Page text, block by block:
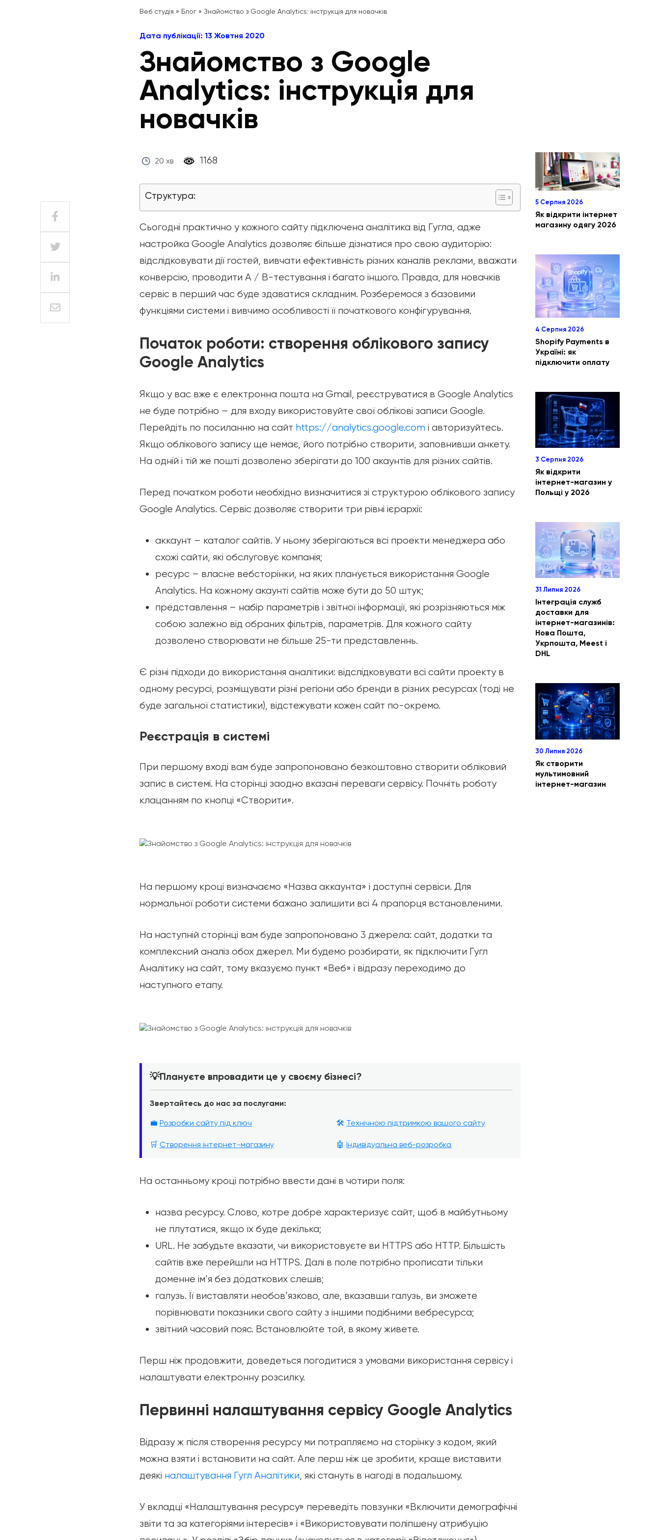
Веб студія » Блог» Знайомство з Google Analytics: інструкція для новачків
Дата публікації: 13 Жовтня 2020
Знайомство з Google
Analytics: інструкція для
новачків
20 хв ‎ 1168 ‎
Структура:
Сьогодні практично у кожного сайту підключена аналітика від Гугла, адже
настройка Google Analytics дозволяє більше дізнатися про свою аудиторію:
відслідковувати дії гостей, вивчати ефективність різних каналів реклами, вважати
конверсію, проводити A / B-тестування і багато іншого. Правда, для новачків
сервіс в перший час буде здаватися складним. Розберемося з базовими
функціями системи і вивчимо особливості її початкового конфігурування.
Початок роботи: створення облікового запису
Google Analytics
Якщо у вас вже є електронна пошта на Gmail, реєструватися в Google Analytics
не буде потрібно – для входу використовуйте свої облікові записи Google.
Перейдіть по посиланню на сайт https://analytics.google.com і авторизуйтесь.
Якщо облікового запису ще немає, його потрібно створити, заповнивши анкету.
На одній і тій же пошті дозволено зберігати до 100 акаунтів для різних сайтів.
Перед початком роботи необхідно визначитися зі структурою облікового запису
Google Analytics. Сервіс дозволяє створити три рівні ієрархії:
аккаунт – каталог сайтів. У ньому зберігаються всі проекти менеджера або
схожі сайти, які обслуговує компанія;
ресурс – власне вебсторінки, на яких планується використання Google
Analytics. На кожному акаунті сайтів може бути до 50 штук;
представлення – набір параметрів і звітної інформації, які розрізняються між
собою залежно від обраних фільтрів, параметрів. Для кожного сайту
дозволено створювати не більше 25-ти представленнь.
Є різні підходи до використання аналітики: відслідковувати всі сайти проекту в
одному ресурсі, розміщувати різні регіони або бренди в різних ресурсах (тоді не
буде загальної статистики), відстежувати кожен сайт по-окремо.
Реєстрація в системі
При першому вході вам буде запропоновано безкоштовно створити обліковий
запис в системі. На сторінці заодно вказані переваги сервісу. Почніть роботу
клацанням по кнопці «Створити».
На першому кроці визначаємо «Назва аккаунта» і доступні сервіси. Для
нормальної роботи системи бажано залишити всі 4 прапорця встановленими.
На наступній сторінці вам буде запропоновано 3 джерела: сайт, додатки та
комплексний аналіз обох джерел. Ми будемо розбирати, як підключити Гугл
Аналітику на сайт, тому вказуємо пункт «Веб» і відразу переходимо до
наступного етапу.
💡Плануєте впровадити це у своєму бізнесі?
Звертайтесь до нас за послугами:
💼 Розробки сайту під ключ 🛠️ Технічною підтримкою вашого сайту
🛒 Створення інтернет-магазину 🤖Індивідуальна веб-розробка
На останньому кроці потрібно ввести дані в чотири поля:
назва ресурсу. Слово, котре добре характеризує сайт, щоб в майбутньому
не плутатися, якщо їх буде декілька;
URL. Не забудьте вказати, чи використовуєте ви HTTPS або HTTP. Більшість
сайтів вже перейшли на HTTPS. Далі в поле потрібно прописати тільки
доменне ім’я без додаткових слешів;
галузь. Її виставляти необов’язково, але, вказавши галузь, ви зможете
порівнювати показники свого сайту з іншими подібними вебресурса;
звітний часовий пояс. Встановлюйте той, в якому живете.
Перш ніж продовжити, доведеться погодитися з умовами використання сервісу і
налаштувати електронну розсилку.
Первинні налаштування сервісу Google Analytics
Відразу ж після створення ресурсу ми потрапляємо на сторінку з кодом, який
можна взяти і встановити на сайт. Але перш ніж це зробити, краще виставити
деякі налаштування Гугл Аналітики, які стануть в нагоді в подальшому.
У вкладці «Налаштування ресурсу» переведіть повзунки «Включити демографічні
звіти та за категоріями інтересів» і «Використовувати поліпшену атрибуцію
5 Серпня 2026
Як відкрити інтернет
магазину одягу 2026
4 Серпня 2026
Shopify Payments в
Україні: як
підключити оплату
3 Серпня 2026
Як відкрити
інтернет-магазин у
Польщі у 2026
31 Липня 2026
Інтеграція служб
доставки для
інтернет-магазинів:
Нова Пошта,
Укрпошта, Meest і
DHL
30 Липня 2026
Як створити
мультимовний
інтернет-магазин